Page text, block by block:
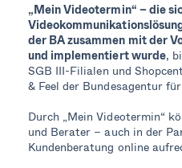
„Mein Videotermin“– die
der BA zusammen mit der
und implementiert wurde,
SGB III-Filialen und
& Feel der Bundesagentur
Durch „Mein Videotermin“
und Berater – auch in der
Kundenberatung online